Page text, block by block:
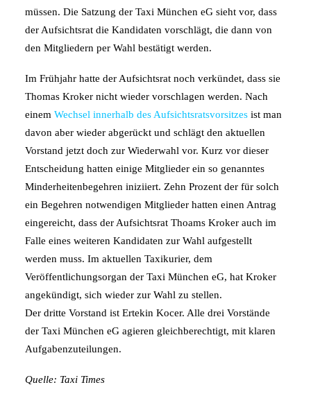
müssen. Die Satzung der Taxi München eG sieht vor, dass
der Aufsichtsrat die Kandidaten vorschlägt, die dann von
den Mitgliedern per Wahl bestätigt werden.
Im Frühjahr hatte der Aufsichtsrat noch verkündet, dass sie
Thomas Kroker nicht wieder vorschlagen werden. Nach
einem Wechsel innerhalb des Aufsichtsratsvorsitzes ist man
davon aber wieder abgerückt und schlägt den aktuellen
Vorstand jetzt doch zur Wiederwahl vor. Kurz vor dieser
Entscheidung hatten einige Mitglieder ein so genanntes
Minderheitenbegehren iniziiert. Zehn Prozent der für solch
ein Begehren notwendigen Mitglieder hatten einen Antrag
eingereicht, dass der Aufsichtsrat Thoams Kroker auch im
Falle eines weiteren Kandidaten zur Wahl aufgestellt
werden muss. Im aktuellen Taxikurier, dem
Veröffentlichungsorgan der Taxi München eG, hat Kroker
angekündigt, sich wieder zur Wahl zu stellen.
Der dritte Vorstand ist Ertekin Kocer. Alle drei Vorstände
der Taxi München eG agieren gleichberechtigt, mit klaren
Aufgabenzuteilungen.
Quelle: Taxi Times